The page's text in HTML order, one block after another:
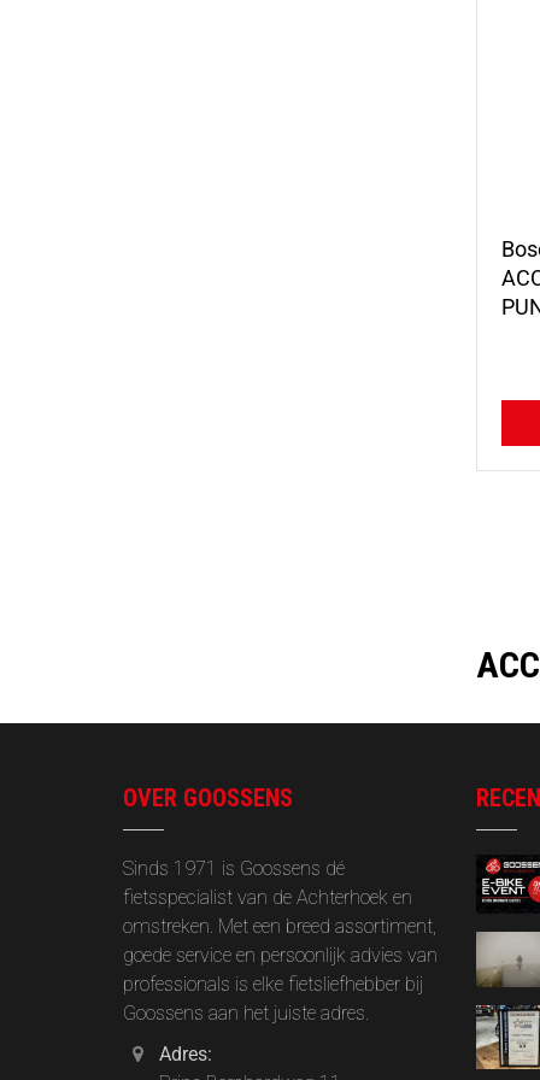
OVER GOOSSENS
Sinds 1971 is Goossens dé
fietsspecialist van de Achterhoek en
omstreken. Met een breed assortiment,
goede service en persoonlijk advies van
professionals is elke fietsliefhebber bij
Goossens aan het juiste adres.
Adres: